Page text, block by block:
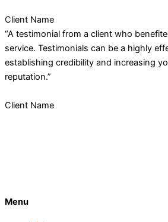
Client Name
“A testimonial from a client who
service. Testimonials can be a highly
establishing credibility and increasing
reputation.”
Client Name
Menu